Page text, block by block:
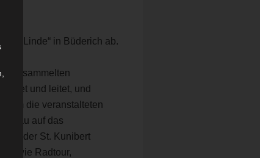
Linde“ in Büderich ab.
versammelten
und leitet, und
dem die veranstalteten
auf das
in der St. Kunibert
wie Radtour,